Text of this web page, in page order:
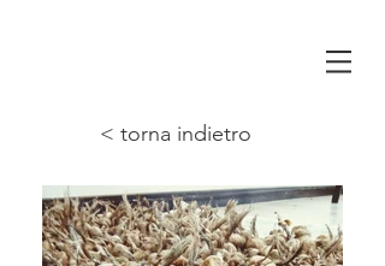
< torna indietro